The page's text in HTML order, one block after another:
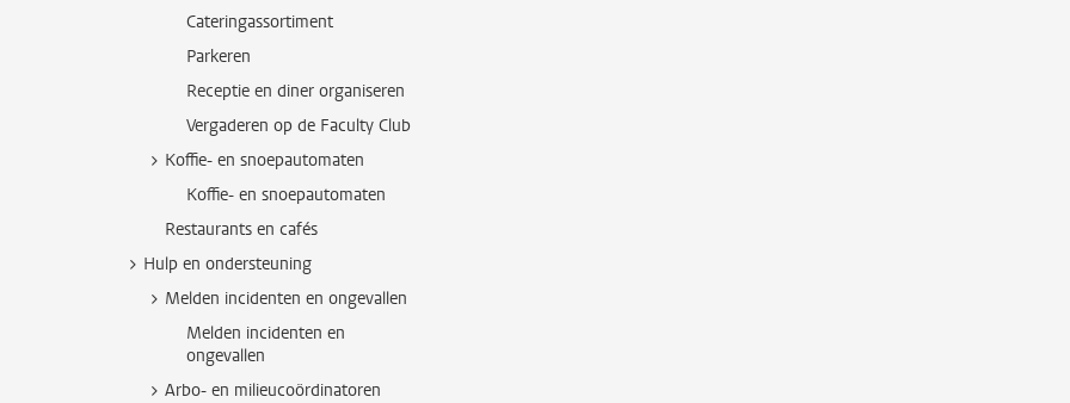
Cateringassortiment
Parkeren
Receptie en diner organiseren
Vergaderen op de Faculty Club
Koffie- en snoepautomaten
Koffie- en snoepautomaten
Restaurants en cafés
Hulp en ondersteuning
Melden incidenten en ongevallen
Melden incidenten en
ongevallen
Arbo- en milieucoördinatoren